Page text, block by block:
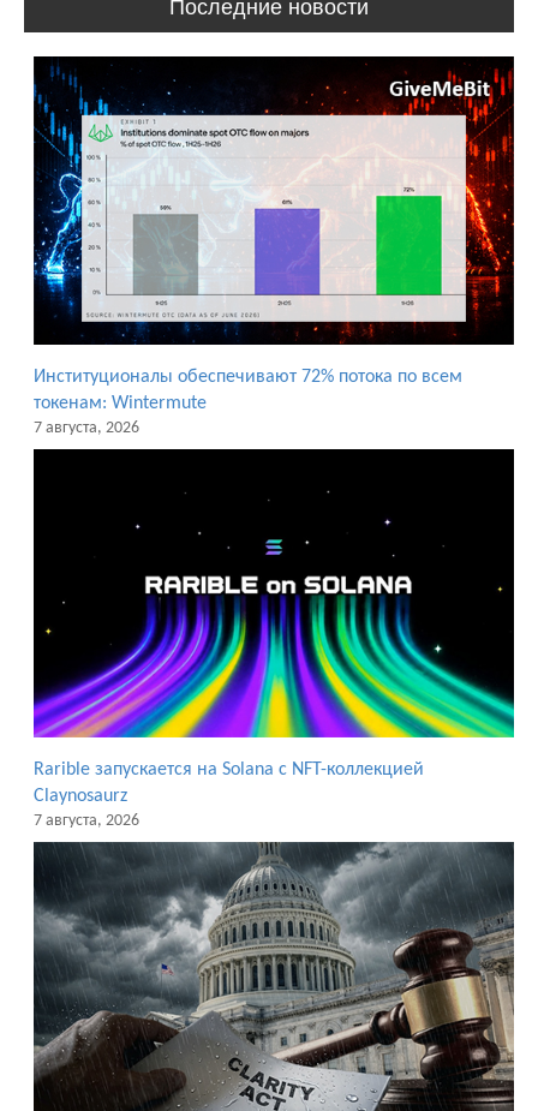
Последние новости
Институционалы обеспечивают 72% потока по всем
токенам: Wintermute
7 августа, 2026
Rarible запускается на Solana с NFT-коллекцией
Claynosaurz
7 августа, 2026